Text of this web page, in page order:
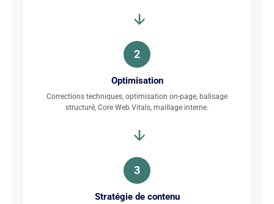
2
Optimisation
Corrections techniques, optimisation on-page, balisage
structuré, Core Web Vitals, maillage interne.
3
Stratégie de contenu